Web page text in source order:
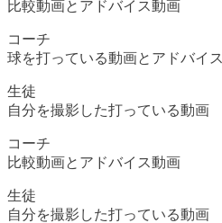
比較動画とアドバイス動画
コーチ
球を打っている動画とアドバイス
生徒
自分を撮影した打っている動画
コーチ
比較動画とアドバイス動画
生徒
自分を撮影した打っている動画